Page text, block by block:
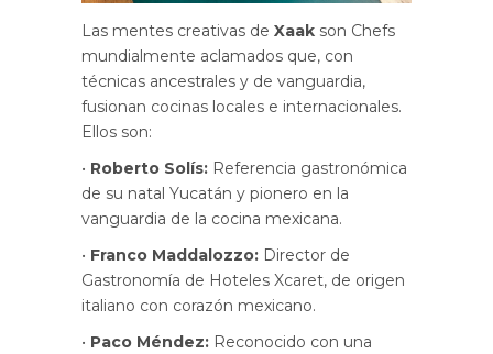
Las mentes creativas de Xaak son Chefs
mundialmente aclamados que, con
técnicas ancestrales y de vanguardia,
fusionan cocinas locales e internacionales.
Ellos son:
• Roberto Solís: Referencia gastronómica
de su natal Yucatán y pionero en la
vanguardia de la cocina mexicana.
• Franco Maddalozzo: Director de
Gastronomía de Hoteles Xcaret, de origen
italiano con corazón mexicano.
• Paco Méndez: Reconocido con una